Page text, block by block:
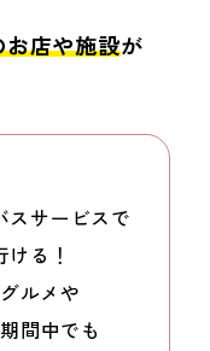
店や施設が
スサービスで
ける！
ルメや
間中でも